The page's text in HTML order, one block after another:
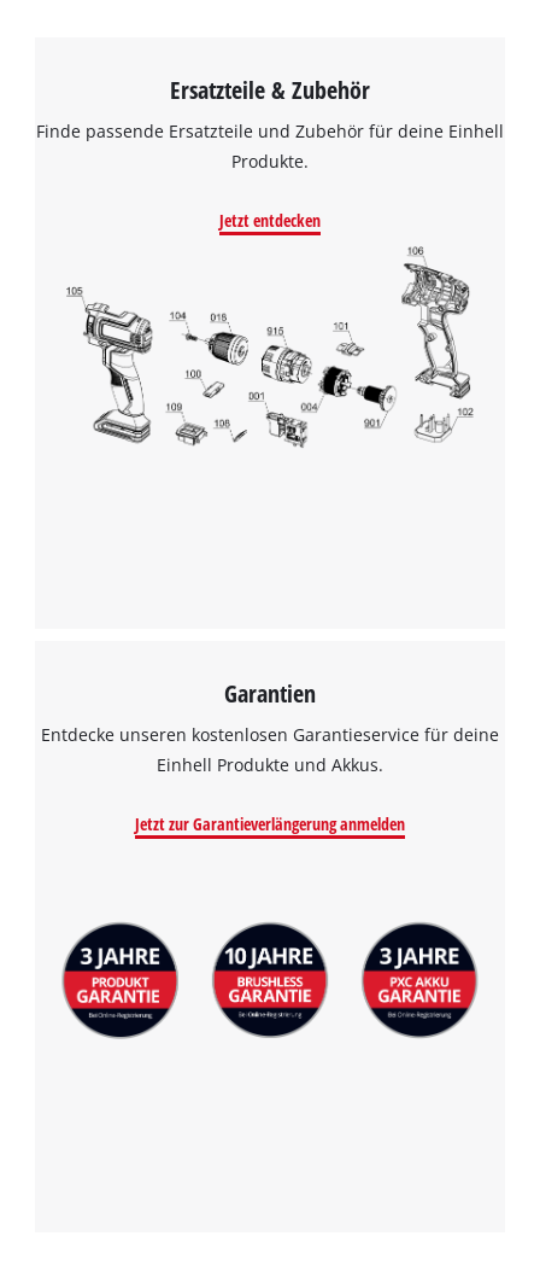
Ersatzteile & Zubehör
Finde passende Ersatzteile und Zubehör für deine Einhell
Produkte.
Jetzt entdecken
Garantien
Entdecke unseren kostenlosen Garantieservice für deine
Einhell Produkte und Akkus.
Jetzt zur Garantieverlängerung anmelden